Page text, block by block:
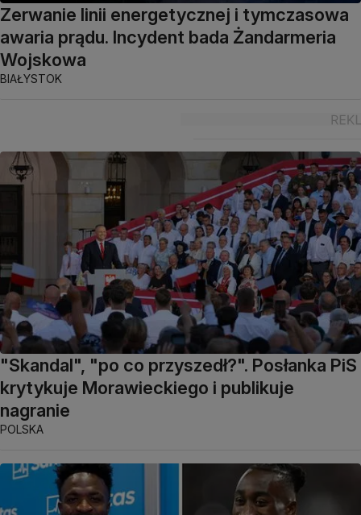
Zerwanie linii energetycznej i tymczasowa
awaria prądu. Incydent bada Żandarmeria
Wojskowa
BIAŁYSTOK
"Skandal", "po co przyszedł?". Posłanka PiS
krytykuje Morawieckiego i publikuje
nagranie
POLSKA